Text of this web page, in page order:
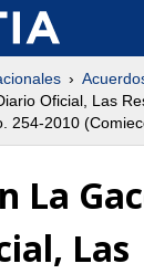
Oficial, Las
254-2010
La
Las